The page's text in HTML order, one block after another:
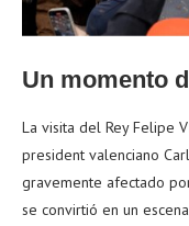
Un momento
La visita del Rey Felipe
president valenciano
gravemente afectado
se convirtió en un